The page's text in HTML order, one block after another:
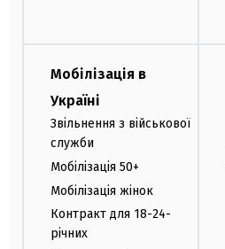
Мобілізація в
Україні
Звільнення з військової
служби
Мобілізація 50+
Мобілізація жінок
Контракт для 18-24-
річних